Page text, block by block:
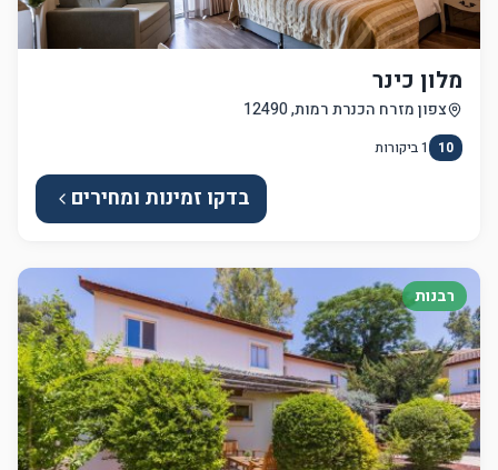
מלון כינר
צפון מזרח הכנרת רמות, 12490
10
1ביקורות
בדקו זמינות ומחירים
רבנות